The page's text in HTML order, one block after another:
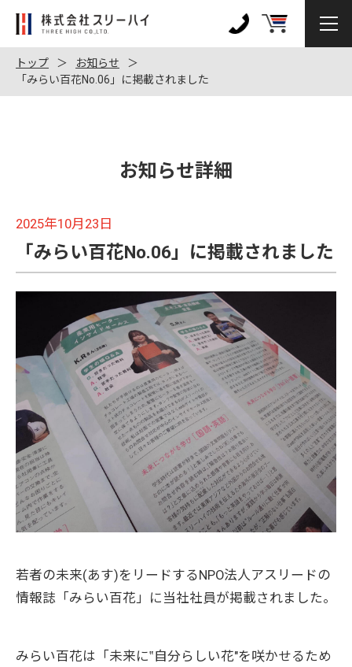
株
会
社
ス
トップ
お知らせ
「みらい百花No.06」に掲載されました
お知らせ詳細
2025年10月23日
「みらい百花No.06」に掲載されました
若者の未来(あす)をリードするNPO法人アスリードの
情報誌「みらい百花」に当社社員が掲載されました。
みらい百花は「未来に‟自分らしい花"を咲かせるため